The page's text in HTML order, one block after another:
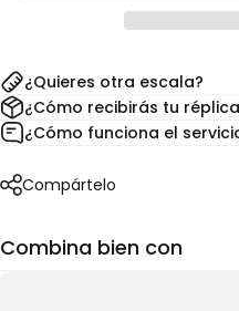
¿Quieres otra escala?
¿Cómo recibirás tu
¿Cómo funciona el
Compártelo
Combina bien con